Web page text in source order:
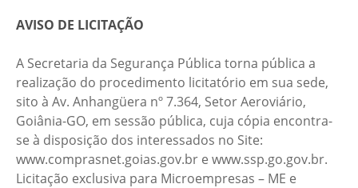
AVISO DE LICITAÇÃO
A Secretaria da Segurança Pública torna pública a
realização do procedimento licitatório em sua sede,
sito à Av. Anhangüera nº 7.364, Setor Aeroviário,
Goiânia-GO, em sessão pública, cuja cópia encontra-
se à disposição dos interessados no Site:
www.comprasnet.goias.gov.br e www.ssp.go.gov.br.
Licitação exclusiva para Microempresas – ME e